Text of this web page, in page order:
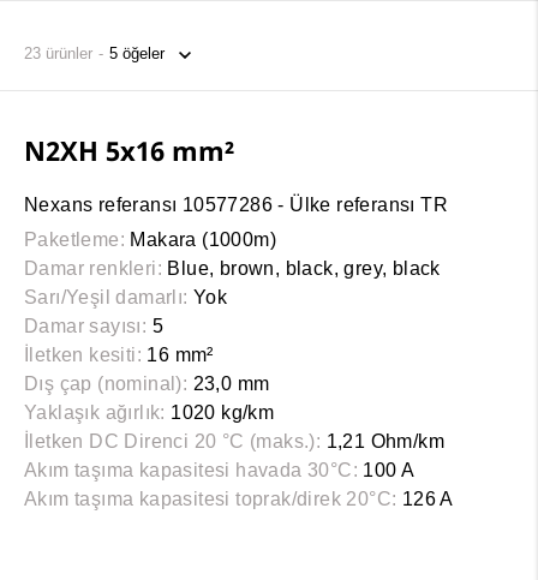
23 ürünler
N2XH 5x16 mm²
Nexans referansı 10577286 - Ülke referansı TR
Paketleme: Makara (1000m)
Damar renkleri: Blue, brown, black, grey, black
Sarı/Yeşil damarlı: Yok
Damar sayısı: 5
İletken kesiti: 16 mm²
Dış çap (nominal): 23,0 mm
Yaklaşık ağırlık: 1020 kg/km
İletken DC Direnci 20 °C (maks.): 1,21 Ohm/km
Akım taşıma kapasitesi havada 30°C: 100 A
Akım taşıma kapasitesi toprak/direk 20°C: 126 A